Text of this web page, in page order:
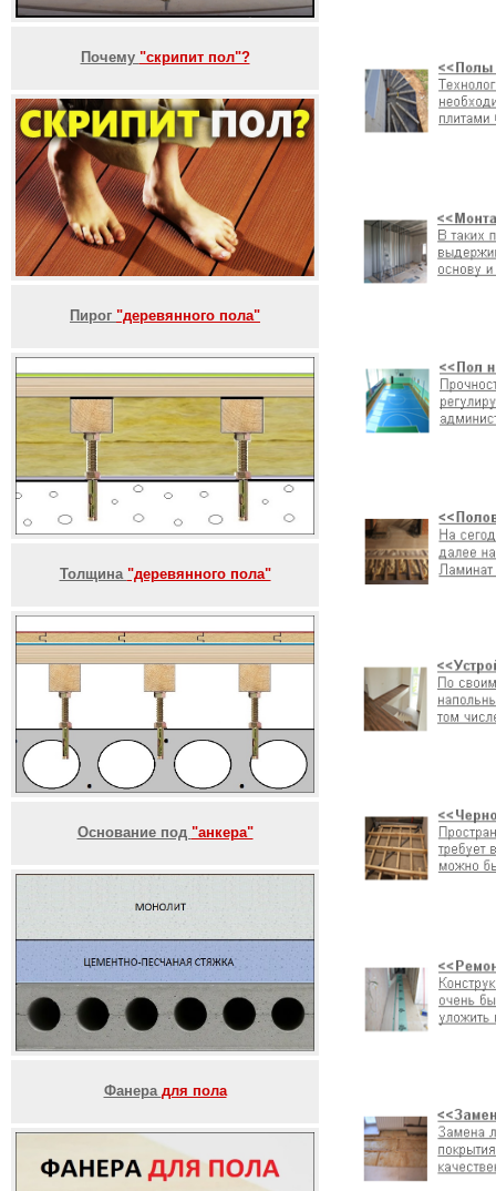
Почему "скрипит пол"?
Пирог "деревянного пола"
Толщина "деревянного пола"
Основание под "анкера"
Фанера для пола